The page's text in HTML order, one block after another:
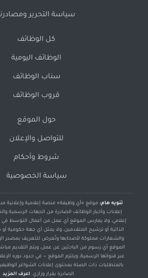
سياسة التحرير
كل الوظائف
الوظائف اليومية
سناب الوظائف
قروب الوظائف
حول الموقع
للتواصل والإعلان
شروط وأحكام
سياسة الخصوصية
تنويه هام: موقع «أي وظيفة» منصة إعلامية
إعلانات وأخبار الوظائف الصادرة من الجهات الرسمية
إعلامي، ولا يمارس الموقع أي عمل من أعمال التوسط في
الذاتية أو ترشيح المتقدمين، ولا يمثل أي جهة حكومية
والشعارات مملوكة لأصحابها وتُعرض للتعريف بمصدر
الموقع أي رسوم من الباحثين عن عمل، ويتم التقديم
عبر قنواتها الرسمية، ويلتزم الموقع — في حدود دوره
بالمتطلبات ذات الصلة بمحتوى إعلانات الشواغر
الصادرة بقرار وزاري. اعرف المزيد